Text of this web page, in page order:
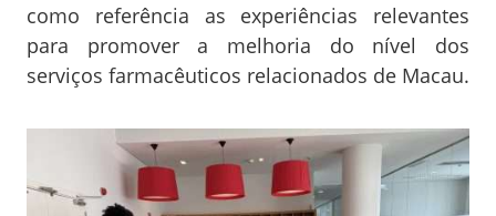
como referência as experiências relevantes
para promover a melhoria do nível dos
serviços farmacêuticos relacionados de Macau.